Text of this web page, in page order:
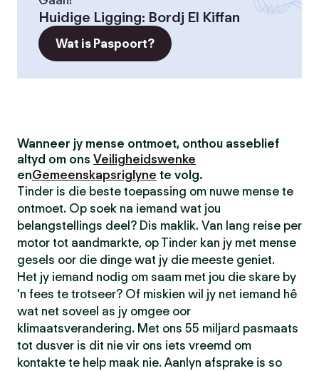
Huidige Ligging: Bordj El Kiffan
Wat is Paspoort?
Wanneer jy mense ontmoet, onthou asseblief
altyd om ons Veiligheidswenke
enGemeenskapsriglyne te volg.
Tinder is die beste toepassing om nuwe mense te
ontmoet. Op soek na iemand wat jou
belangstellings deel? Dis maklik. Van lang reise per
motor tot aandmarkte, op Tinder kan jy met mense
gesels oor die dinge wat jy die meeste geniet.
Het jy iemand nodig om saam met jou die skare by
'n fees te trotseer? Of miskien wil jy net iemand hê
wat net soveel as jy omgee oor
klimaatsverandering. Met ons 55 miljard pasmaats
tot dusver is dit nie vir ons iets vreemd om
kontakte te help maak nie. Aanlyn afsprake is so